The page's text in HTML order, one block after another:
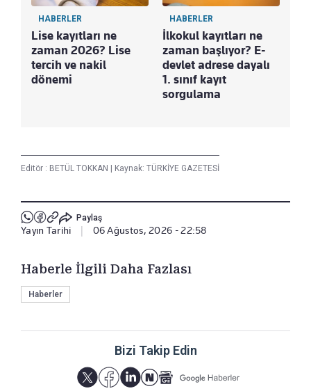
HABERLER
Lise kayıtları ne
zaman 2026? Lise
tercih ve nakil
dönemi
HABERLER
İlkokul kayıtları ne
zaman başlıyor? E-
devlet adrese dayalı
1. sınıf kayıt
sorgulama
Editör : BETÜL TOKKAN | Kaynak: TÜRKİYE GAZETESİ
Paylaş
Yayın Tarihi | 06 Ağustos, 2026 - 22:58
Haberle İlgili Daha Fazlası
Haberler
Bizi Takip Edin